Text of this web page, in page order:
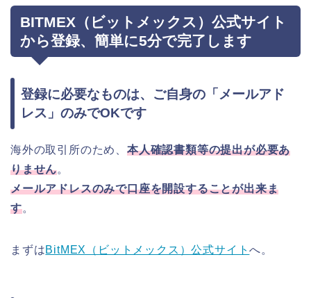
BITMEX（ビットメックス）公式サイト
から登録、簡単に5分で完了します
登録に必要なものは、ご自身の「メールアド
レス」のみでOKです
海外の取引所のため、 本人確認書類等の提出が必要あ
りません。
メールアドレスのみで口座を開設することが出来ま
す。
まずはBitMEX（ビットメックス）公式サイトへ。